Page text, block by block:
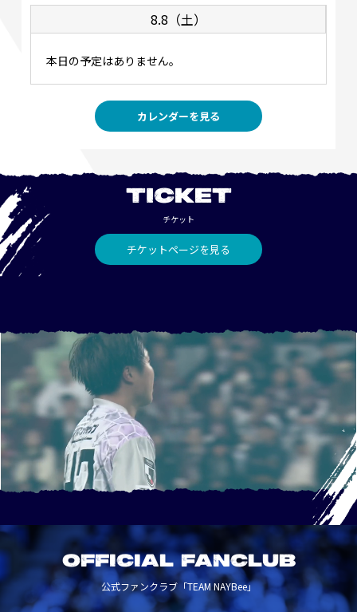
8.8（土）
本日の予定はありません。
カレンダーを見る
TICKET
チケット
チケットページを見る
OFFICIAL FANCLUB
公式ファンクラブ「TEAM NAYBee」